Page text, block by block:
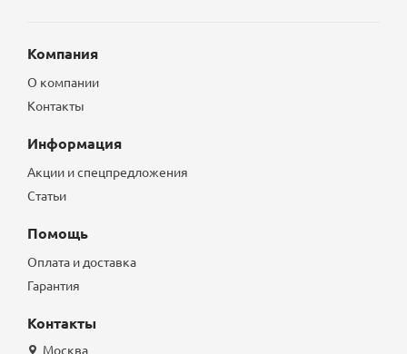
Компания
О компании
Контакты
Информация
Акции и спецпредложения
Статьи
Помощь
Оплата и доставка
Гарантия
Контакты
Москва